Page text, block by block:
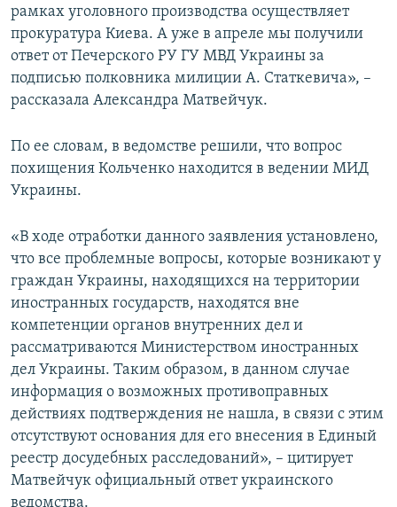
рамках уголовного производства осуществляет
прокуратура Киева. А уже в апреле мы получили
ответ от Печерского РУ ГУ МВД Украины за
подписью полковника милиции А. Статкевича», –
рассказала Александра Матвейчук.
По ее словам, в ведомстве решили, что вопрос
похищения Кольченко находится в ведении МИД
Украины.
«В ходе отработки данного заявления установлено,
что все проблемные вопросы, которые возникают у
граждан Украины, находящихся на территории
иностранных государств, находятся вне
компетенции органов внутренних дел и
рассматриваются Министерством иностранных
дел Украины. Таким образом, в данном случае
информация о возможных противоправных
действиях подтверждения не нашла, в связи с этим
отсутствуют основания для его внесения в Единый
реестр досудебных расследований», – цитирует
Матвейчук официальный ответ украинского
ведомства.